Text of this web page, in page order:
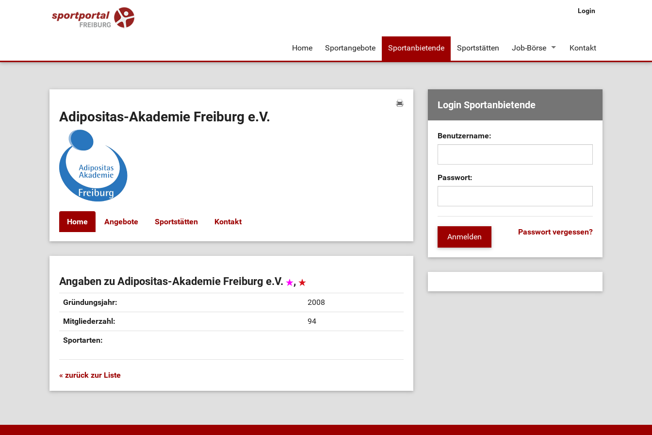
Login
Home Sportangebote Sportanbietende Sportstätten Job-Börse Kontakt
Adipositas-Akademie Freiburg e.V.
Home Angebote Sportstätten Kontakt
Angaben zu Adipositas-Akademie Freiburg e.V. ,
Gründungsjahr: 2008
Mitgliederzahl: 94
Sportarten:
« zurück zur Liste
Login Sportanbietende
Benutzername:
Passwort:
Passwort vergessen?